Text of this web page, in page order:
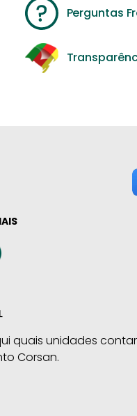
Perguntas
quais unidades
Corsan.